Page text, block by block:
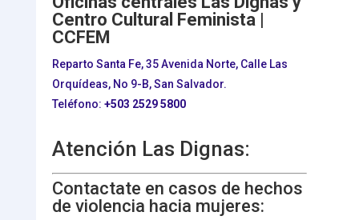
Centro Cultural Feminista |
CCFEM
Reparto Santa Fe, 35 Avenida Norte, Calle Las
Orquídeas, No 9-B, San Salvador.
Teléfono: +503 2529 5800
Atención Las Dignas:
Contactate en casos de hechos
de violencia hacia mujeres: